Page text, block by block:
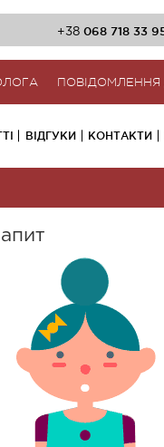
+38 068 718 33
ПОВІДОМЛЕННЯ
ВІДГУКИ КОНТАКТИ